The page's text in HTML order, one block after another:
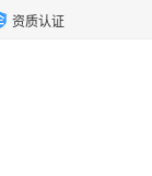
资质认证